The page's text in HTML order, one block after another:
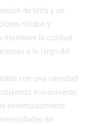
de tinta y un
nítidos y
mantener la calidad
a lo largo del
con una variedad
eco-solvente,
extremadamente
de